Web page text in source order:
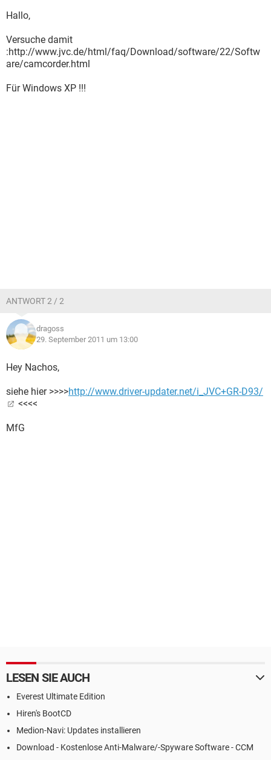
Hallo,
Versuche damit
:http://www.jvc.de/html/faq/Download/software/22/Softw
are/camcorder.html
Für Windows XP !!!
ANTWORT 2 / 2
dragoss
29. September 2011 um 13:00
Hey Nachos,
siehe hier >>>>http://www.driver-updater.net/i_JVC+GR-D93/
<<<<
MfG
LESEN SIE AUCH
Everest Ultimate Edition
Hiren's BootCD
Medion-Navi: Updates installieren
Download - Kostenlose Anti-Malware/-Spyware Software - CCM